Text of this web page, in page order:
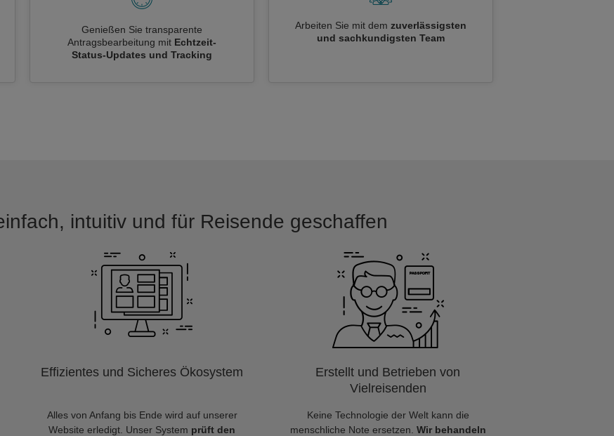
Genießen Sie transparente
Antragsbearbeitung mit Echtzeit-
Status-Updates und Tracking
Arbeiten Sie mit dem zuverlässigsten
und sachkundigsten Team
intuitiv und für Reisende geschaffen
Effizientes und Sicheres Ökosystem
Alles von Anfang bis Ende wird auf unserer
Website erledigt. Unser System prüft den
Erstellt und Betrieben von
Vielreisenden
Keine Technologie der Welt kann die
menschliche Note ersetzen. Wir behandeln